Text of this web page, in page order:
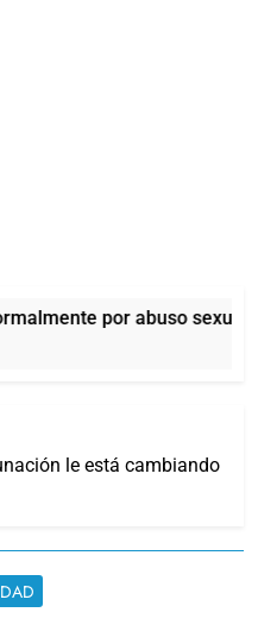
por abuso sexual
le está cambiando